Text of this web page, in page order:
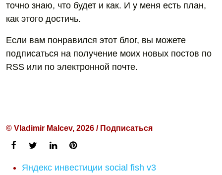
точно знаю, что будет и как. И у меня есть план,
как этого достичь.
Если вам понравился этот блог, вы можете
подписаться на получение моих новых постов по
RSS или по электронной почте.
© Vladimir Malcev, 2026 / Подписаться
Яндекс инвестиции social fish v3